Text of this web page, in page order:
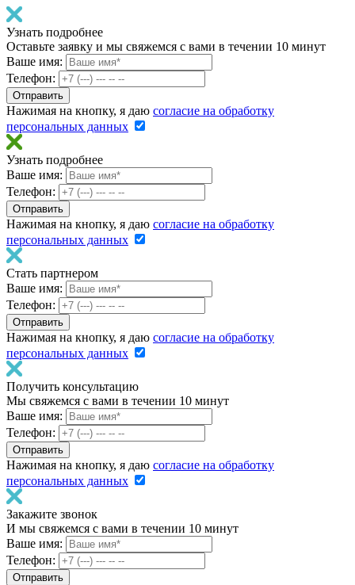
Узнать подробнее
Оставьте заявку и мы свяжемся с вами в течении 10 минут
Ваше имя:
Телефон:
Нажимая на кнопку, я даю согласие на обработку
персональных данных
Узнать подробнее
Ваше имя:
Телефон:
Нажимая на кнопку, я даю согласие на обработку
персональных данных
Стать партнером
Ваше имя:
Телефон:
Нажимая на кнопку, я даю согласие на обработку
персональных данных
Получить консультацию
Мы свяжемся с вами в течении 10 минут
Ваше имя:
Телефон:
Нажимая на кнопку, я даю согласие на обработку
персональных данных
Закажите звонок
И мы свяжемся с вами в течении 10 минут
Ваше имя:
Телефон: